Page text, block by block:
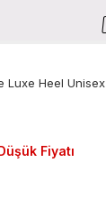
Luxe Heel Unisex
Fiyatı